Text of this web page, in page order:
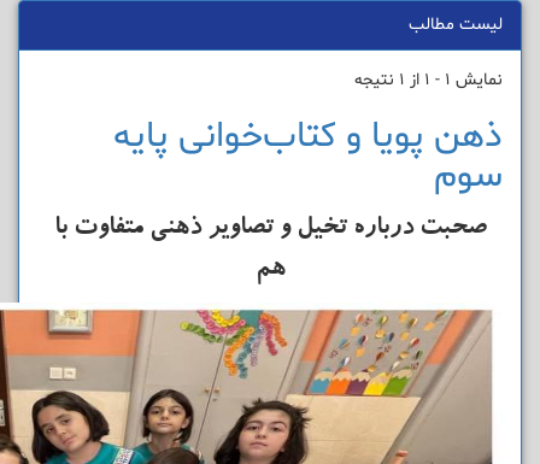
لیست مطالب
نمایش 1 - 1 از 1 نتیجه
ذهن پویا و کتاب‌خوانی پایه
سوم
صحبت درباره تخیل و تصاویر ذهنی متفاوت با
هم